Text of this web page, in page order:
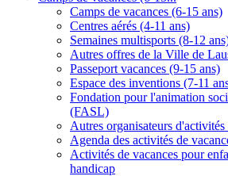
Camps de vacances (6-15 ans)
Centres aérés (4-11 ans)
Semaines multisports (8-12
Autres offres de la Ville de
Passeport vacances (9-15 ans)
Espace des inventions (7-11
Fondation pour l'animation
(FASL)
Autres organisateurs d'activités
Agenda des activités de
Activités de vacances pour
handicap